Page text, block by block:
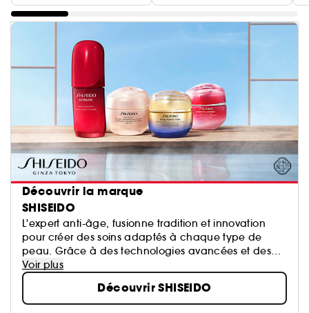
Découvrir la marque
SHISEIDO
L'expert anti-âge, fusionne tradition et innovation
pour créer des soins adaptés à chaque type de
peau. Grâce à des technologies avancées et des
ingrédients de haute qualité, la marque propose
des formulations qui allient science et sensorialité.
Shiseido transforme chaque application en un
véritable moment de bien-être.
Voir plus
Découvrir SHISEIDO